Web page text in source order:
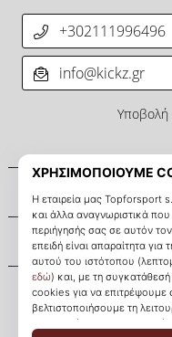
Σχετικά μ' εμάς
Εξυπηρέτηση
+302111996496
info@kickz.gr
Υποβολή